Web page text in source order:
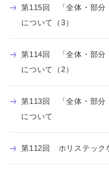
第115回 「全体・部分
について（3）
第114回 「全体・部分
について（2）
第113回 「全体・部分
について
第112回 ホリステック